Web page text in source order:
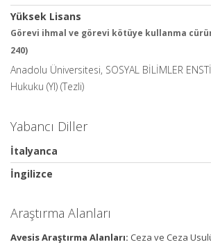
Yüksek Lisans
Görevi ihmal ve görevi kötüye kullanma
240)
Anadolu Üniversitesi, SOSYAL BİLİMLER
Hukuku (Yl) (Tezli)
Yabancı Diller
İtalyanca
İngilizce
Araştırma Alanları
Avesis Araştırma Alanları: Ceza ve Ceza